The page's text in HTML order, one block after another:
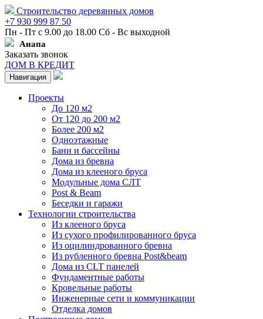
Строительство деревянных домов
+7 930 999 87 50
Пн - Пт с 9.00 до 18.00 Сб - Вс выходной
Анапа
Заказать звонок
ДОМ В КРЕДИТ
Навигация
Проекты
До 120 м2
От 120 до 200 м2
Более 200 м2
Одноэтажные
Бани и бассейны
Дома из бревна
Дома из клееного бруса
Модульные дома СЛТ
Post & Beam
Беседки и гаражи
Технологии строительства
Из клееного бруса
Из сухого профилированного бруса
Из оцилиндрованного бревна
Из рубленного бревна Post&beam
Дома из CLT панелей
Фундаментные работы
Кровельные работы
Инженерные сети и коммуникации
Отделка домов